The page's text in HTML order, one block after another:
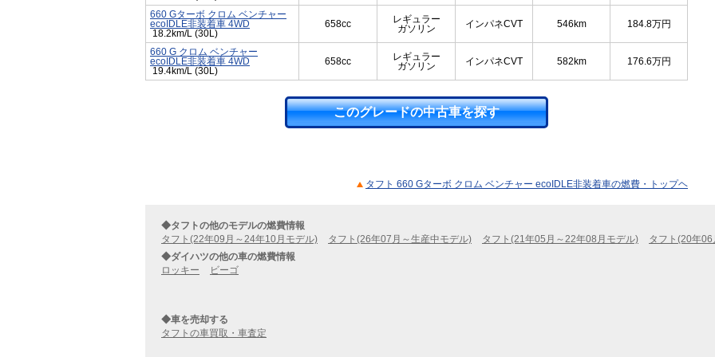
660 Gターボ クロム ベンチャー
ecoIDLE非装着車 4WD
18.2km/L (30L)
658cc
レギュラー
ガソリン
インパネCVT 546km 184.8万円
660 G クロム ベンチャー
ecoIDLE非装着車 4WD
19.4km/L (30L)
658cc
レギュラー
ガソリン
インパネCVT 582km 176.6万円
このグレードの中古車を探す
タフト 660 Gターボ クロム ベンチャー ecoIDLE非装着車の燃費・トップヘ
◆タフトの他のモデルの燃費情報
タフト(22年09月～24年10月モデル)
タフト(26年07月～生産中モデル) タフト(21年05月～22年08月モデル)
タフト(20年
◆ダイハツの他の車の燃費情報
ロッキー
ビーゴ
◆車を売却する
タフトの車買取・車査定